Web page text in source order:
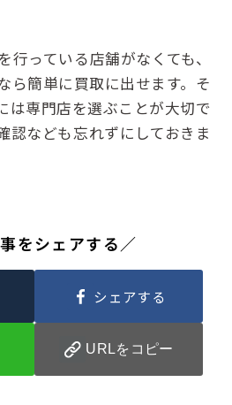
っている店舗がなくても、
ら簡単に買取に出せます。そ
は専門店を選ぶことが大切で
認なども忘れずにしておきま
をシェアする／
シェアする
URLをコピー